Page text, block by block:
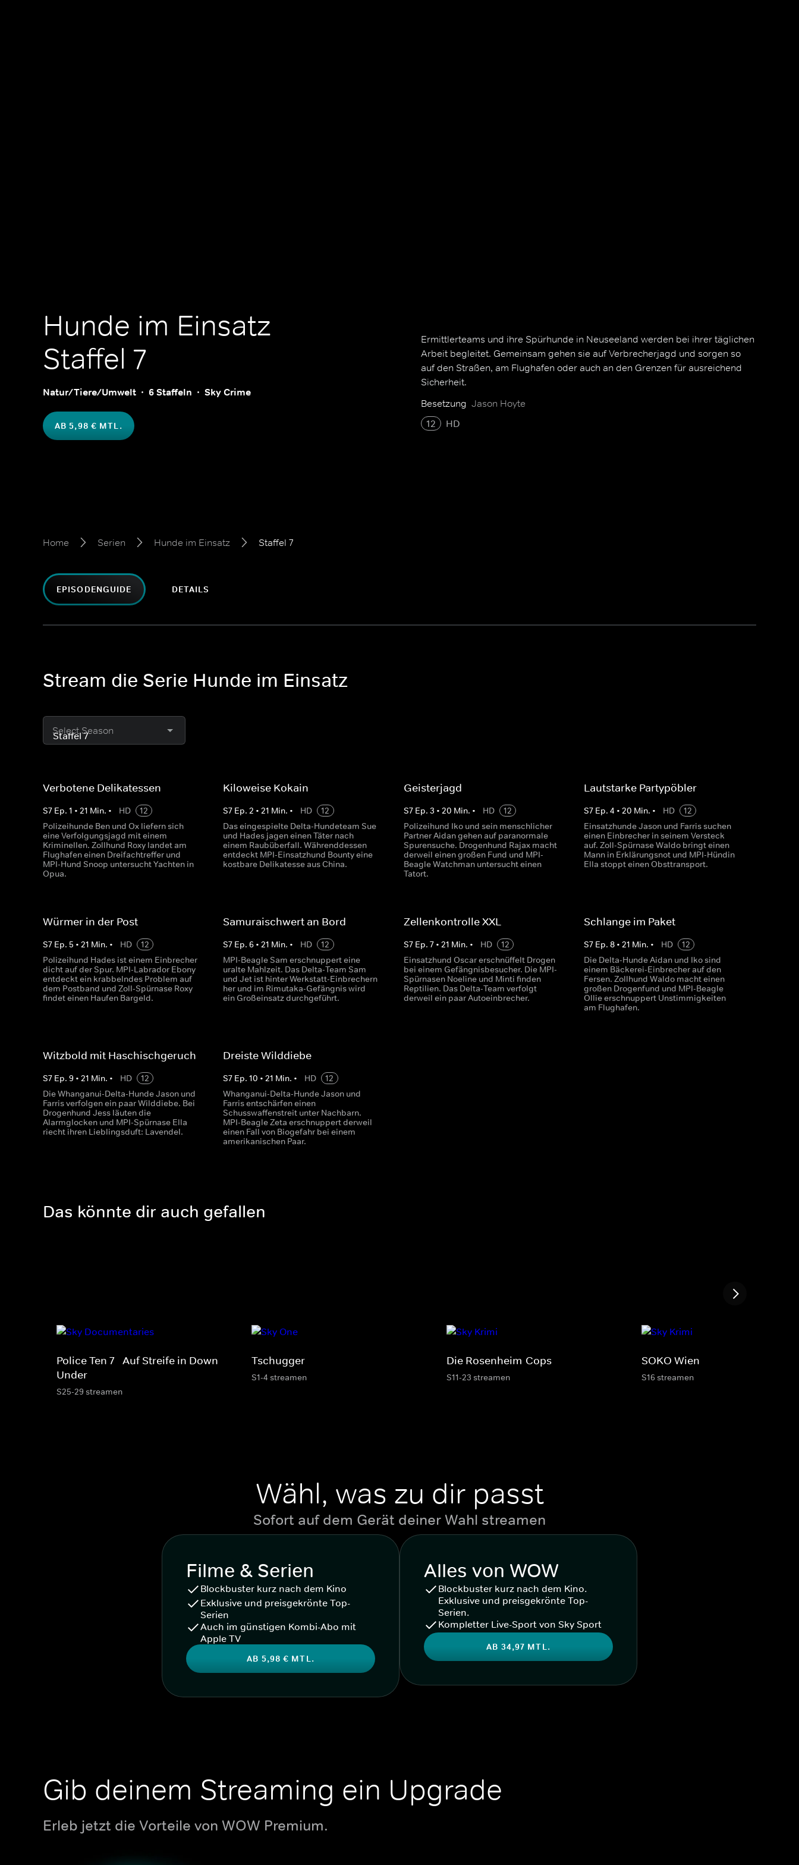
Hunde im Einsatz
Staffel 7
Natur/Tiere/Umwelt 6 Staffeln Sky Crime
AB 5,98 € MTL.
Ermittlerteams und ihre Spürhunde in Neuseeland werden bei ihrer täglichen
Arbeit begleitet. Gemeinsam gehen sie auf Verbrecherjagd und sorgen so
auf den Straßen, am Flughafen oder auch an den Grenzen für ausreichend
Sicherheit.
Besetzung Jason Hoyte
12
HD
Home Serien Hunde im Einsatz Staffel 7
EPISODENGUIDE DETAILS
Stream die Serie Hunde im Einsatz
Select Season
Verbotene Delikatessen
S7 Ep. 1 • 21 Min. • HD
12
Polizeihunde Ben und Ox liefern sich
eine Verfolgungsjagd mit einem
Kriminellen. Zollhund Roxy landet am
Flughafen einen Dreifachtreffer und
MPI-Hund Snoop untersucht Yachten in
Opua.
Kiloweise Kokain
S7 Ep.2 •21 Min. • HD
12
Das eingespielte Delta-Hundeteam Sue
und Hades jagen einen Täter nach
einem Raubüberfall. Währenddessen
entdeckt MPI-Einsatzhund Bounty eine
kostbare Delikatesse aus China.
Geisterjagd
S7 Ep. 3 • 20 Min. • HD
12
Polizeihund Iko und sein menschlicher
Partner Aidan gehen auf paranormale
Spurensuche. Drogenhund Rajax macht
derweil einen großen Fund und MPI-
Beagle Watchman untersucht einen
Tatort.
Lautstarke Partypöbler
S7 Ep. 4 • 20 Min. • HD
12
Einsatzhunde Jason und Farris suchen
einen Einbrecher in seinem Versteck
auf. Zoll-Spürnase Waldo bringt einen
Mann in Erklärungsnot und MPI-Hündin
Ella stoppt einen Obsttransport.
Würmer in der Post
S7 Ep. 5 • 21 Min. • HD
12
Polizeihund Hades ist einem Einbrecher
dicht auf der Spur. MPI-Labrador Ebony
entdeckt ein krabbelndes Problem auf
dem Postband und Zoll-Spürnase Roxy
findet einen Haufen Bargeld.
Samuraischwert an Bord
S7 Ep.6 •21 Min. • HD
12
MPI-Beagle Sam erschnuppert eine
uralte Mahlzeit. Das Delta-Team Sam
und Jet ist hinter Werkstatt-Einbrechern
her und im Rimutaka-Gefängnis wird
ein Großeinsatz durchgeführt.
Zellenkontrolle XXL
S7 Ep. 7• 21 Min. • HD
12
Einsatzhund Oscar erschnüffelt Drogen
bei einem Gefängnisbesucher. Die MPI-
Spürnasen Noeline und Minti finden
Reptilien. Das Delta-Team verfolgt
derweil ein paar Autoeinbrecher.
Schlange im Paket
S7 Ep. 8• 21 Min. • HD
12
Die Delta-Hunde Aidan und Iko sind
einem Bäckerei-Einbrecher auf den
Fersen. Zollhund Waldo macht einen
großen Drogenfund und MPI-Beagle
Ollie erschnuppert Unstimmigkeiten
am Flughafen.
Witzbold mit Haschischgeruch
S7 Ep. 9 • 21 Min. • HD
12
Die Whanganui-Delta-Hunde Jason und
Farris verfolgen ein paar Wilddiebe. Bei
Drogenhund Jess läuten die
Alarmglocken und MPI-Spürnase Ella
riecht ihren Lieblingsduft: Lavendel.
Dreiste Wilddiebe
S7 Ep.10 •21 Min. • HD
12
Whanganui-Delta-Hunde Jason und
Farris entschärfen einen
Schusswaffenstreit unter Nachbarn.
MPI-Beagle Zeta erschnuppert derweil
einen Fall von Biogefahr bei einem
amerikanischen Paar.
Das könnte dir auch gefallen
Police Ten 7 - Auf Streife in Down
Under
S25-29 streamen
Tschugger
S1-4 streamen
Die Rosenheim-Cops
S11-23 streamen
SOKO Wien
S16 streamen
Wähl, was zu dir passt
Sofort auf dem Gerät deiner Wahl streamen
Filme & Serien
Blockbuster kurz nach dem Kino
Exklusive und preisgekrönte Top-
Serien
Auch im günstigen Kombi-Abo mit
Apple TV
AB 5,98 € MTL.
Alles von WOW
Blockbuster kurz nach dem Kino.
Exklusive und preisgekrönte Top-
Serien.
Kompletter Live-Sport von Sky Sport
AB 34,97 MTL.
Gib deinem Streaming ein Upgrade
Erleb jetzt die Vorteile von WOW Premium.